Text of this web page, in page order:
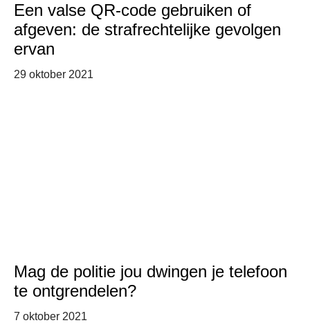
Een valse QR-code gebruiken of
afgeven: de strafrechtelijke gevolgen
ervan
29 oktober 2021
Mag de politie jou dwingen je telefoon
te ontgrendelen?
7 oktober 2021